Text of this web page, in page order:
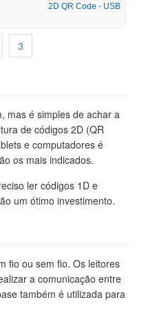
2D QR Code - USB
3
mas é simples de achar a
de códigos 2D (QR
e computadores é
os mais indicados.
ler códigos 1D e
um ótimo investimento.
fio ou sem fio. Os leitores
a comunicação entre
também é utilizada para